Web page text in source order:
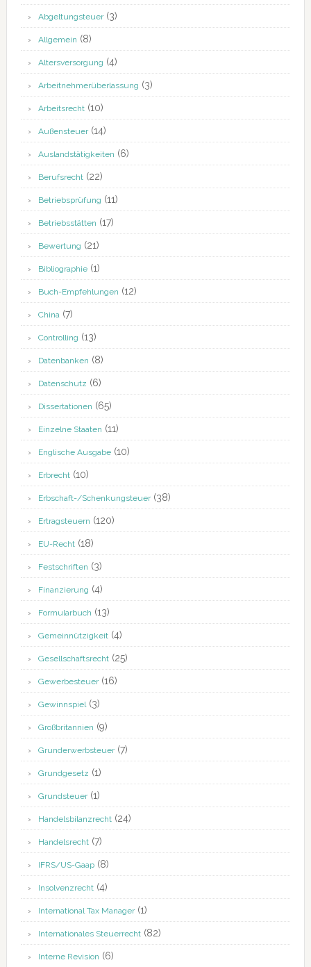
Abgeltungsteuer(3)
Allgemein (8)
Altersversorgung (4)
Arbeitnehmerüberlassung (3)
Arbeitsrecht(10)
Außensteuer(14)
Auslandstätigkeiten (6)
Berufsrecht(22)
Betriebsprüfung (11)
Betriebsstätten (17)
Bewertung (21)
Bibliographie(1)
Buch-Empfehlungen (12)
China(7)
Controlling (13)
Datenbanken (8)
Datenschutz (6)
Dissertationen (65)
Einzelne Staaten (11)
Englische Ausgabe(10)
Erbrecht(10)
Erbschaft-/Schenkungsteuer(38)
Ertragsteuern (120)
EU-Recht(18)
Festschriften (3)
Finanzierung (4)
Formularbuch (13)
Gemeinnützigkeit(4)
Gesellschaftsrecht(25)
Gewerbesteuer(16)
Gewinnspiel(3)
Großbritannien (9)
Grunderwerbsteuer(7)
Grundgesetz (1)
Grundsteuer(1)
Handelsbilanzrecht(24)
Handelsrecht(7)
IFRS/US-Gaap(8)
Insolvenzrecht(4)
International Tax Manager(1)
Internationales Steuerrecht(82)
Interne Revision (6)